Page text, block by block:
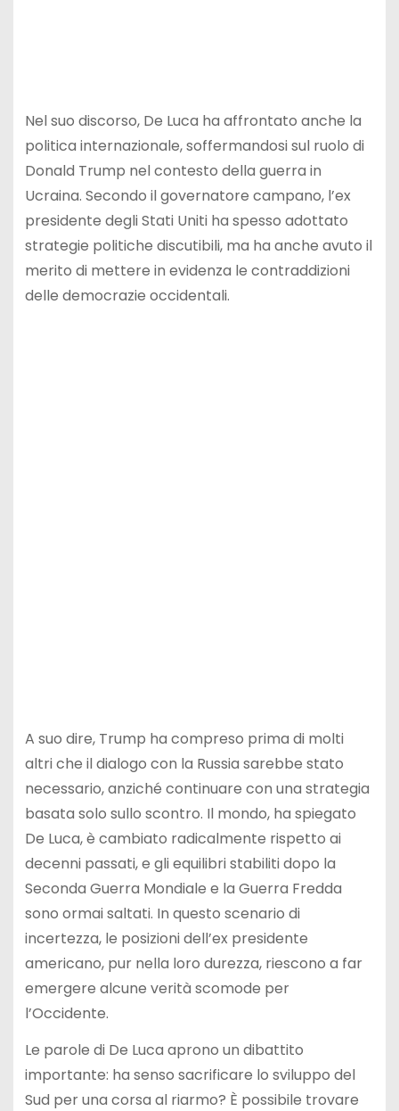
Nel suo discorso, De Luca ha affrontato anche la
politica internazionale, soffermandosi sul ruolo di
Donald Trump nel contesto della guerra in
Ucraina. Secondo il governatore campano, l’ex
presidente degli Stati Uniti ha spesso adottato
strategie politiche discutibili, ma ha anche avuto il
merito di mettere in evidenza le contraddizioni
delle democrazie occidentali.
A suo dire, Trump ha compreso prima di molti
altri che il dialogo con la Russia sarebbe stato
necessario, anziché continuare con una strategia
basata solo sullo scontro. Il mondo, ha spiegato
De Luca, è cambiato radicalmente rispetto ai
decenni passati, e gli equilibri stabiliti dopo la
Seconda Guerra Mondiale e la Guerra Fredda
sono ormai saltati. In questo scenario di
incertezza, le posizioni dell’ex presidente
americano, pur nella loro durezza, riescono a far
emergere alcune verità scomode per
l’Occidente.
Le parole di De Luca aprono un dibattito
importante: ha senso sacrificare lo sviluppo del
Sud per una corsa al riarmo? È possibile trovare